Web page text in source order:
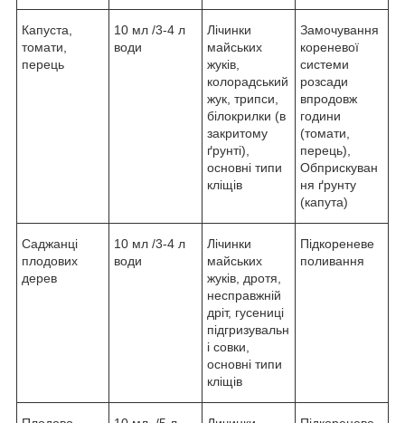
Капуста,
томати,
перець
10 мл /3-4 л
води
Лічинки
майських
жуків,
колорадський
жук, трипси,
білокрилки (в
закритому
ґрунті),
основні типи
кліщів
Замочування
кореневої
системи
розсади
впродовж
години
(томати,
перець),
Обприскуван
ня ґрунту
(капута)
Саджанці
плодових
дерев
10 мл /3-4 л
води
Лічинки
майських
жуків, дротя,
несправжній
дріт, гусениці
підгризувальн
і совки,
основні типи
кліщів
Підкореневе
поливання